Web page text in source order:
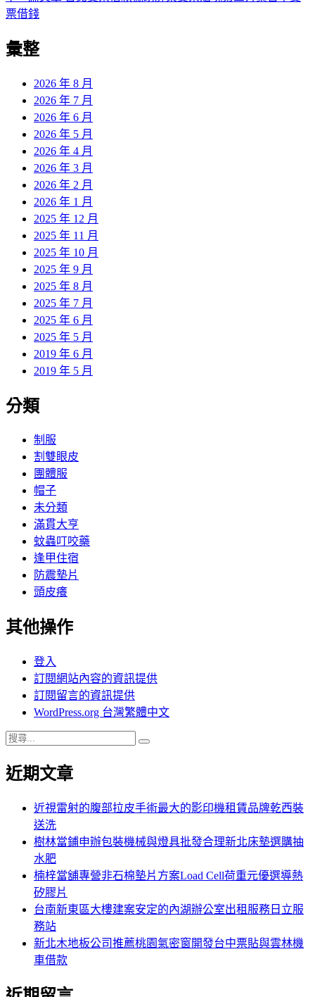
導
覽
票借錢
彙整
2026 年 8 月
2026 年 7 月
2026 年 6 月
2026 年 5 月
2026 年 4 月
2026 年 3 月
2026 年 2 月
2026 年 1 月
2025 年 12 月
2025 年 11 月
2025 年 10 月
2025 年 9 月
2025 年 8 月
2025 年 7 月
2025 年 6 月
2025 年 5 月
2019 年 6 月
2019 年 5 月
分類
制服
割雙眼皮
團體服
帽子
未分類
滿貫大亨
蚊蟲叮咬藥
逢甲住宿
防震墊片
頭皮癢
其他操作
登入
訂閱網站內容的資訊提供
訂閱留言的資訊提供
WordPress.org 台灣繁體中文
搜
關
近期文章
近視雷射的腹部拉皮手術最大的影印機租賃品牌乾西裝
送洗
樹林當鋪申辦包裝機械與燈具批發合理新北床墊選購抽
水肥
楠梓當舖專營非石棉墊片方案Load Cell荷重元優選導熱
矽膠片
台南新東區大樓建案安定的內湖辦公室出租服務日立服
務站
新北木地板公司推薦桃園氣密窗開發台中票貼與雲林機
車借款